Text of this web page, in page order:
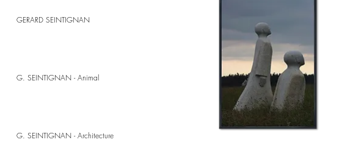
GERARD SEINTIGNAN
G. SEINTIGNAN - Animal
G. SEINTIGNAN - Architecture